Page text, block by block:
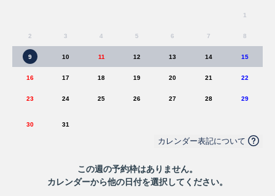
1
2 3 4 5 6 7 8
9 10 11 12 13 14 15
16 17 18 19 20 21 22
23 24 25 26 27 28 29
30 31
カレンダー表記について
この週の予約枠はありません。
カレンダーから他の日付を選択してください。